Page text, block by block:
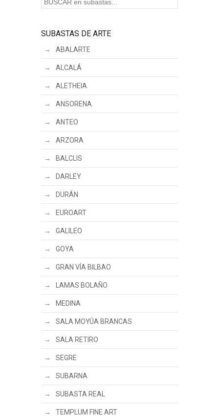
SUBASTAS DE ARTE
ABALARTE
ALCALÁ
ALETHEIA
ANSORENA
ANTEO
ARZORA
BALCLIS
DARLEY
DURÁN
EUROART
GALILEO
GOYA
GRAN VÍA BILBAO
LAMAS BOLAÑO
MEDINA
SALA MOYÚA BRANCAS
SALA RETIRO
SEGRE
SUBARNA
SUBASTA REAL
TEMPLUM FINE ART